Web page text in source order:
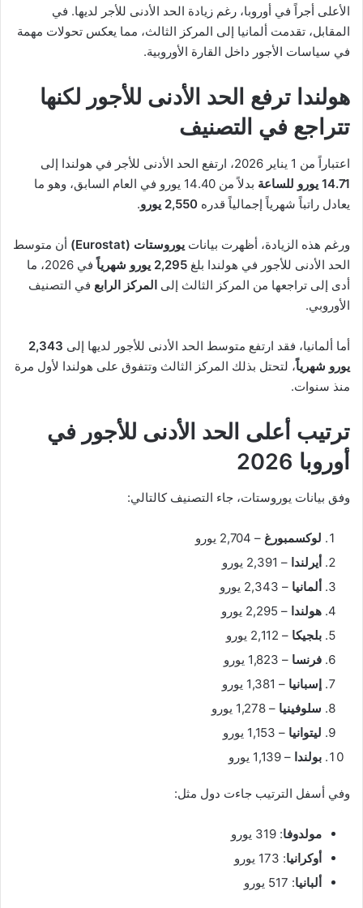
الأعلى أجراً في أوروبا، رغم زيادة الحد الأدنى للأجر لديها. في
المقابل، تقدمت ألمانيا إلى المركز الثالث، مما يعكس تحولات مهمة
في سياسات الأجور داخل القارة الأوروبية.
هولندا ترفع الحد الأدنى للأجور لكنها
تتراجع في التصنيف
اعتباراً من 1 يناير 2026، ارتفع الحد الأدنى للأجر في هولندا إلى
14.71 يورو للساعة
بدلاً من 14.40 يورو في العام السابق، وهو ما
يعادل راتباً شهرياً إجمالياً قدره 2,550 يورو .
ورغم هذه الزيادة، أظهرت بيانات يوروستات (Eurostat)
أن متوسط
الحد الأدنى للأجور في هولندا بلغ 2,295 يورو شهرياً
في 2026، ما
أدى إلى تراجعها من المركز الثالث إلى المركز الرابع في التصنيف
الأوروبي.
أما ألمانيا، فقد ارتفع متوسط الحد الأدنى للأجور لديها إلى 2,343
يورو شهرياً، لتحتل بذلك المركز الثالث وتتفوق على هولندا لأول مرة
منذ سنوات.
ترتيب أعلى الحد الأدنى للأجور في
أوروبا 2026
وفق بيانات يوروستات، جاء التصنيف كالتالي:
لوكسمبورغ – 2,704 يورو
أيرلندا – 2,391 يورو
ألمانيا – 2,343 يورو
هولندا – 2,295 يورو
بلجيكا – 2,112 يورو
فرنسا – 1,823 يورو
إسبانيا – 1,381 يورو
سلوفينيا – 1,278 يورو
ليتوانيا – 1,153 يورو
بولندا – 1,139 يورو
وفي أسفل الترتيب جاءت دول مثل:
مولدوفا: 319 يورو
أوكرانيا: 173 يورو
ألبانيا: 517 يورو